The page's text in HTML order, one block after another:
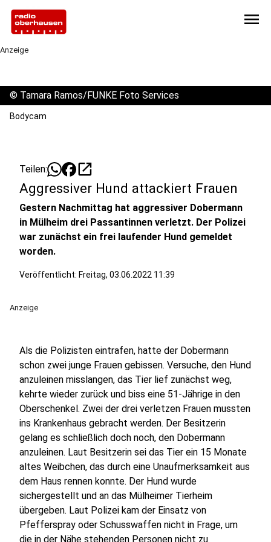
menu
Anzeige
© Tamara Ramos/FUNKE Foto Services
Bodycam
Teilen: open_in_new
Aggressiver Hund attackiert Frauen
Gestern Nachmittag hat aggressiver Dobermann
in Mülheim drei Passantinnen verletzt. Der Polizei
war zunächst ein frei laufender Hund gemeldet
worden.
Veröffentlicht: Freitag, 03.06.2022 11:39
Anzeige
Als die Polizisten eintrafen, hatte der Dobermann
schon zwei junge Frauen gebissen. Versuche, den Hund
anzuleinen misslangen, das Tier lief zunächst weg,
kehrte wieder zurück und biss eine 51-Jährige in den
Oberschenkel. Zwei der drei verletzen Frauen mussten
ins Krankenhaus gebracht werden. Der Besitzerin
gelang es schließlich doch noch, den Dobermann
anzuleinen. Laut Besitzerin sei das Tier ein 15 Monate
altes Weibchen, das durch eine Unaufmerksamkeit aus
dem Haus rennen konnte. Der Hund wurde
sichergestellt und an das Mülheimer Tierheim
übergeben. Laut Polizei kam der Einsatz von
Pfefferspray oder Schusswaffen nicht in Frage, um
die in der Nähe stehenden Personen nicht zu